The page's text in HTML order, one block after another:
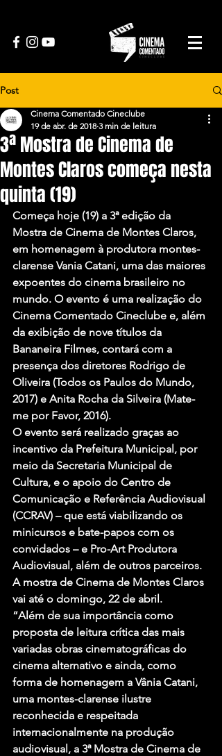
Post
3ª Mostra de Cinema de
Montes Claros começa nesta
quinta (19)
Cinema Comentado Cineclube
19 de abr. de 2018 3 min de leitura
Começa hoje (19) a 3ª edição da
Mostra de Cinema de Montes Claros,
em homenagem à produtora montes-
clarense Vania Catani, uma das maiores
expoentes do cinema brasileiro no
mundo. O evento é uma realização do
Cinema Comentado Cineclube e, além
da exibição de nove títulos da
Bananeira Filmes, contará com a
presença dos diretores Rodrigo de
Oliveira (Todos os Paulos do Mundo,
2017) e Anita Rocha da Silveira (Mate-
me por Favor, 2016).
O evento será realizado graças ao
incentivo da Prefeitura Municipal, por
meio da Secretaria Municipal de
Cultura, e o apoio do Centro de
Comunicação e Referência Audiovisual
(CCRAV) – que está viabilizando os
minicursos e bate-papos com os
convidados – e Pro-Art Produtora
Audiovisual, além de outros parceiros.
A mostra de Cinema de Montes Claros
vai até o domingo, 22 de abril.
“Além de sua importância como
proposta de leitura crítica das mais
variadas obras cinematográficas do
cinema alternativo e ainda, como
forma de homenagem a Vânia Catani,
uma montes-clarense ilustre
reconhecida e respeitada
internacionalmente na produção
audiovisual, a 3ª Mostra de Cinema de